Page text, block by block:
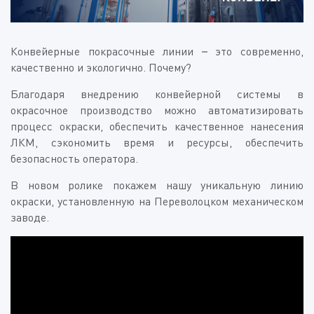
Конвейерные покрасочные линии – это современно,
качественно и экологично. Почему?
Благодаря внедрению конвейерной системы в
окрасочное производство можно автоматизировать
процесс окраски, обеспечить качественное нанесения
ЛКМ, сэкономить время и ресурсы, обеспечить
безопасность оператора.
В новом ролике покажем нашу уникальную линию
окраски, установленную на Переволоцком механическом
заводе.